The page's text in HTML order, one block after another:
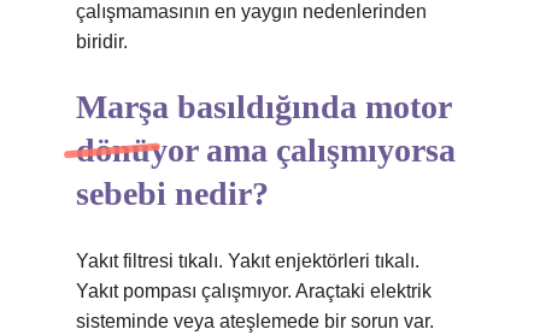
çalışmamasının en yaygın nedenlerinden
biridir.
Marşa basıldığında motor
dönüyor ama çalışmıyorsa
sebebi nedir?
Yakıt filtresi tıkalı. Yakıt enjektörleri tıkalı.
Yakıt pompası çalışmıyor. Araçtaki elektrik
sisteminde veya ateşlemede bir sorun var.